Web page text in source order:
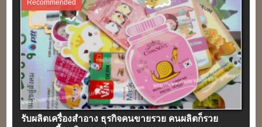
Recommended
รับผลิตเครื่องสําอาง ธุรกิจคนขายรวย คนผลิตก็รวย